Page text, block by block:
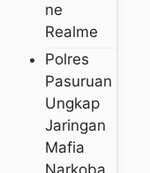
Ne
Realme
Polres
Pasuruan
Ungkap
Jaringan
Mafia